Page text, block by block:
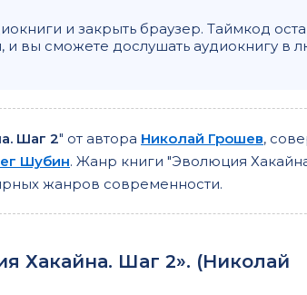
и закрыть браузер. Таймкод
и вы сможете дослушать аудиокнигу в
Шаг 2" от автора Николай Грошев,
Шубин. Жанр книги "Эволюция
жанров современности.
Хакайна. Шаг 2». (Николай